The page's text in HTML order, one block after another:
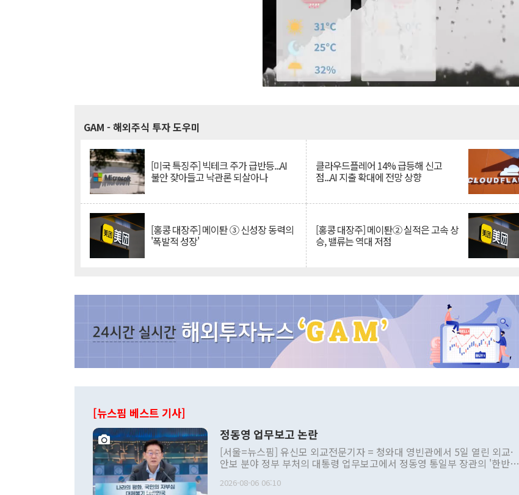
GAM - 해외주식 투자 도우미
[미국 특징주] 빅테크 주가 급반등...AI
불안 잦아들고 낙관론 되살아나
클라우드플레어 14% 급등해 신고
점...AI 지출 확대에 전망 상향
[홍콩 대장주] 메이퇀 ③ 신성장 동력의
'폭발적 성장'
[홍콩 대장주] 메이퇀② 실적은 고속 상
승, 밸류는 역대 저점
[뉴스핌 베스트 기사]
정동영 업무보고 논란
[서울=뉴스핌] 유신모 외교전문기자 = 청와대 영빈관에서 5일 열린 외교·
안보 분야 정부 부처의 대통령 업무보고에서 정동영 통일부 장관의 '한반도
발언 중에는 정부 내 조율을 거치지 않은 사안을 정책으로 추진하겠다고 공
2026-08-06 06:10